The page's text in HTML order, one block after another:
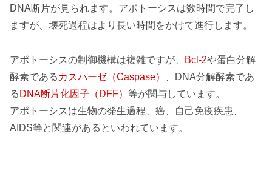
DNA断片が見られます。アポトーシスは数時間で完了し
ますが、壊死過程はより長い時間をかけて進行します。
アポトーシスの制御機構は複雑ですが、 Bcl-2や蛋白分解
酵素である カスパーゼ（Caspase）
、DNA分解酵素であ
る DNA断片化因子（DFF） 等が関与しています。
アポトーシスは生物の発生過程、癌、自己免疫疾患、
AIDS等と関連があるといわれています。